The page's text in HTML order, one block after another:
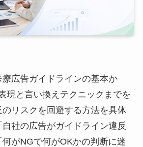
広告ガイドラインの基本か
現と言い換えテクニックまでを
リスクを回避する方法を具体
社の広告がガイドライン違反
がNGで何がOKかの判断に迷